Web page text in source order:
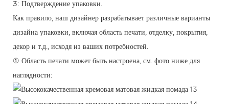
3: Подтверждение упаковки.
Как правило, наш дизайнер разрабатывает различные варианты
дизайна упаковки, включая область печати, отделку, покрытия,
декор и т.д., исходя из ваших потребностей.
① Область печати может быть настроена, см. фото ниже для
наглядности: